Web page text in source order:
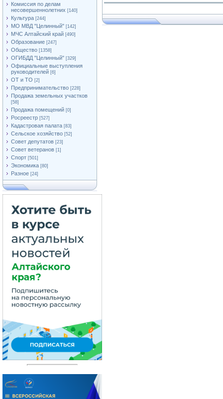
Комиссия по делам
несовершеннолетних [140]
Культура [244]
МО МВД "Целинный" [142]
МЧС Алтайский край [490]
Образование [247]
Общество [1358]
ОГИБДД "Целинный" [329]
Официальные выступления
руководителей [6]
ОТ и ТО [2]
Предпринимательство [228]
Продажа земельных участков
[58]
Продажа помещений [0]
Росреестр [527]
Кадастровая палата [83]
Сельское хозяйство [52]
Совет депутатов [23]
Совет ветеранов [1]
Спорт [501]
Экономика [80]
Разное [24]